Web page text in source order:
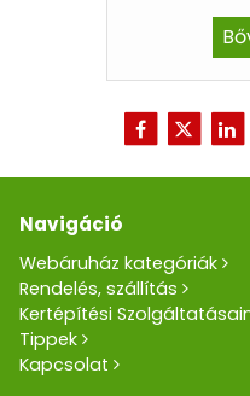
Navigáció
Webáruház kategóriák
Rendelés, szállítás
Kertépítési
Tippek
Kapcsolat